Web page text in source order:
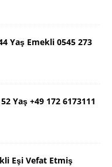
Yaş Emekli 0545 273
Yaş +49 172 6173111
Eşi Vefat Etmiş